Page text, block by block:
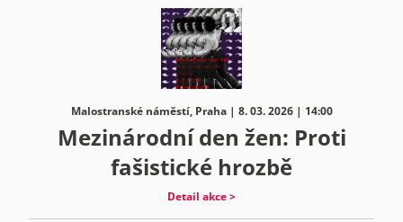
Malostranské náměstí, Praha | 8. 03. 2026 | 14:00
Mezinárodní den žen: Proti
fašistické hrozbě
Detail akce >